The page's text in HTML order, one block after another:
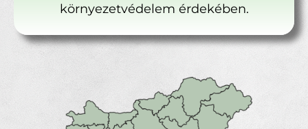
környezetvédelem érdekében.